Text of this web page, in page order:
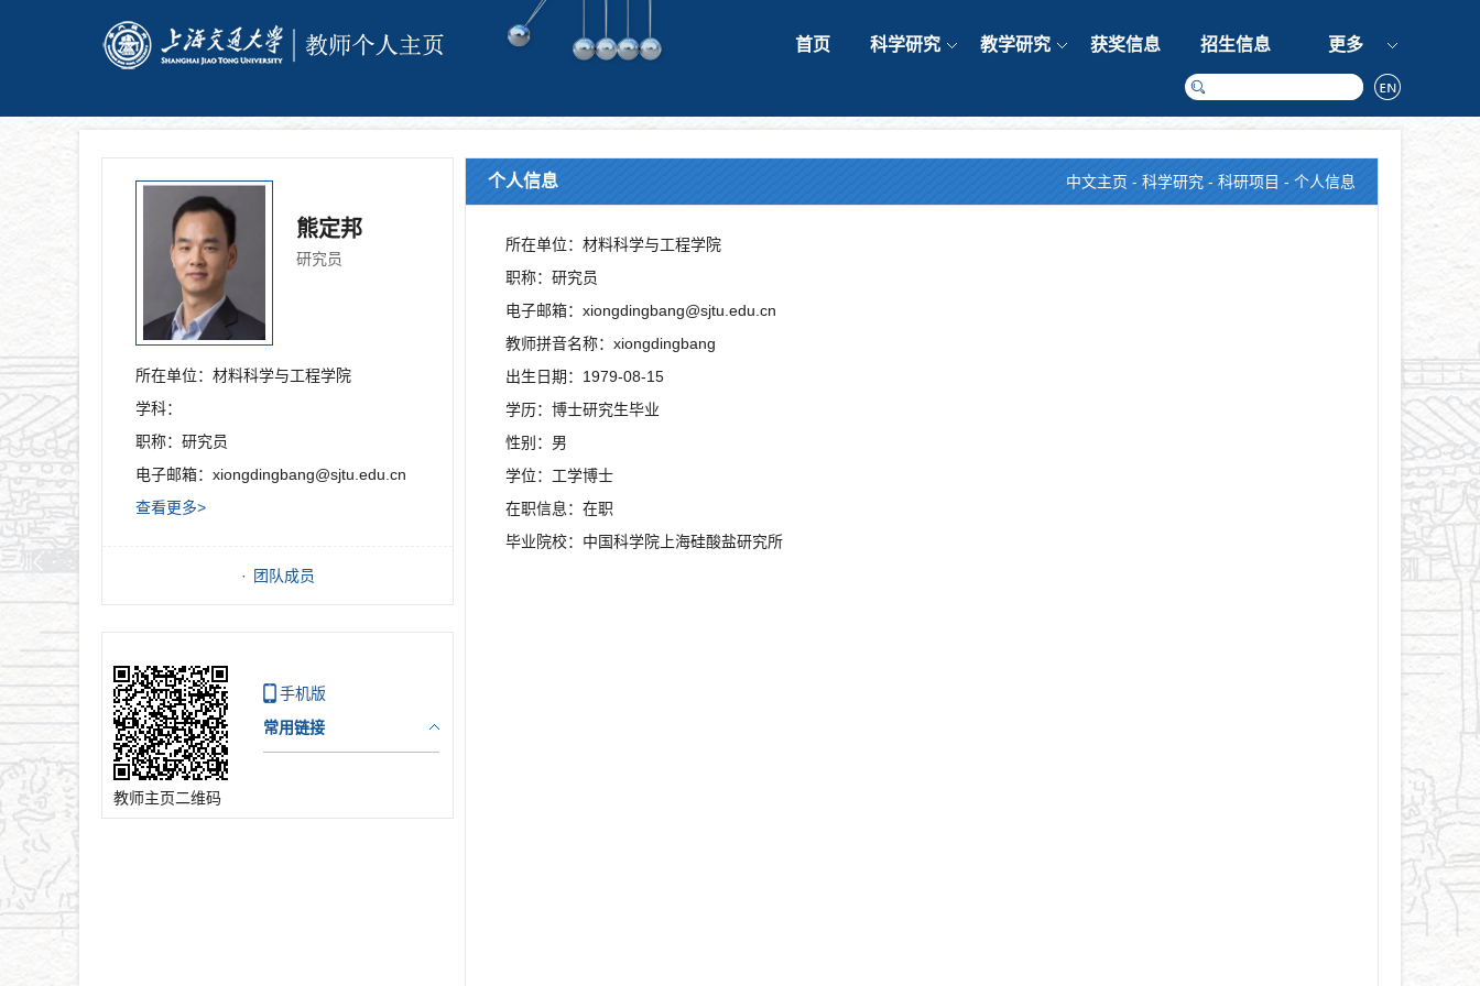
首页 科学研究 教学研究 获奖信息 招生信息 更多
熊定邦
研究员
所在单位： 材料科学与工程学院
学科：
职称： 研究员
电子邮箱： xiongdingbang@sjtu.edu.cn
查看更多>
团队成员
教师主页二维码
手机版
常用链接
个人信息 中文主页 - 科学研究 - 科研项目 - 个人信息
所在单位：材料科学与工程学院
职称：研究员
电子邮箱：xiongdingbang@sjtu.edu.cn
教师拼音名称：xiongdingbang
出生日期：1979-08-15
学历：博士研究生毕业
性别：男
学位：工学博士
在职信息：在职
毕业院校：中国科学院上海硅酸盐研究所